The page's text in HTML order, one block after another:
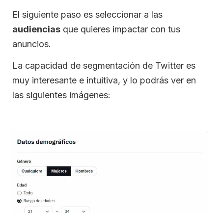
El siguiente paso es seleccionar a las
audiencias que quieres impactar con tus
anuncios.
La capacidad de segmentación de Twitter es
muy interesante e intuitiva, y lo podrás ver en
las siguientes imágenes: